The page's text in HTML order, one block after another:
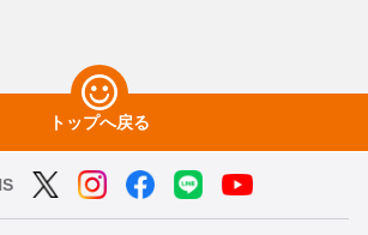
トップへ戻る